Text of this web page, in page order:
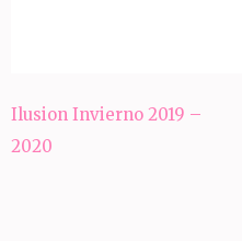
Post
navigation
Ilusion Invierno 2019 –
2020